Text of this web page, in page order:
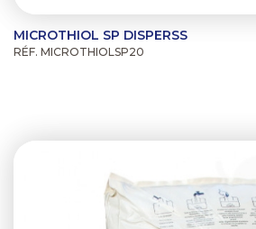
MICROTHIOL SP DISPERSS
RÉF. MICROTHIOLSP20